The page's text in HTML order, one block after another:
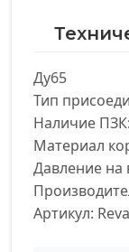
Ду65
Тип
Наличие
Материал
Давление на
Артикул: